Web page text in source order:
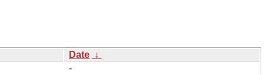
Date ↓
-